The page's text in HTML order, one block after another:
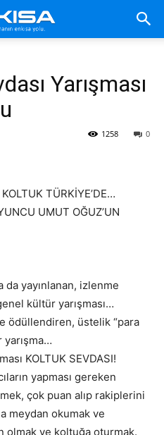
Yarışması
0
1258
TÜRKİYE’DE…
UMUT OĞUZ’UN
da yayınlanan, izlenme
kültür yarışması…
ödüllendiren, üstelik “para
yarışma…
KOLTUK SEVDASI!
yapması gereken
çok puan alıp rakiplerini
meydan okumak ve
olmak ve koltuğa oturmak.